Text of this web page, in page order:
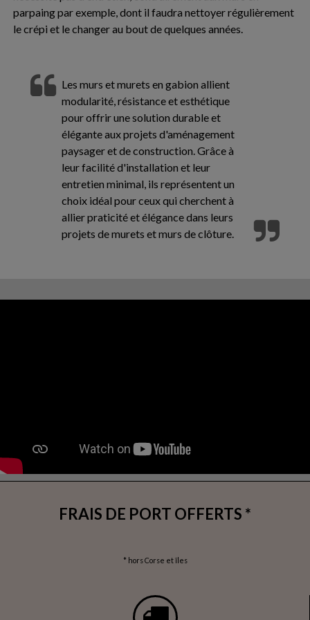
parpaing par exemple, dont il faudra nettoyer régulièrement
le crépi et le changer au bout de quelques années.
Les murs et murets en gabion allient
modularité, résistance et esthétique
pour offrir une solution durable et
élégante aux projets d'aménagement
paysager et de construction. Grâce à
leur facilité d'installation et leur
entretien minimal, ils représentent un
choix idéal pour ceux qui cherchent à
allier praticité et élégance dans leurs
projets de murets et murs de clôture.
FRAIS DE PORT OFFERTS *
* hors Corse et îles